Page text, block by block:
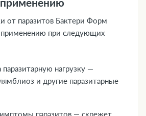
от паразитов Бактери Форм
при следующих
нагрузку —
и другие паразитарные
паразитов — скрежет